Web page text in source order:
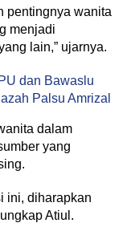
pentingnya wanita
menjadi
lain,” ujarnya.
dan Bawaslu
Palsu Amrizal
dalam
yang
ini, diharapkan
Atiul.